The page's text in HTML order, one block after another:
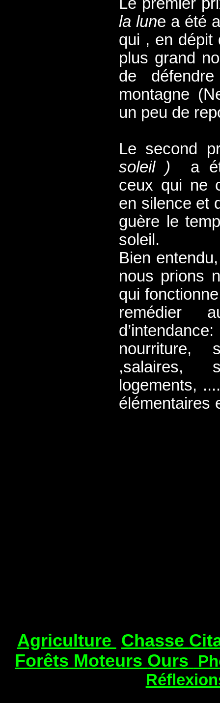
la lune a été
qui , en dépit
plus grand
de
montagne
un peu de
Le second
soleil ) a
ceux qui ne
en silence et
guère le
soleil.
Bien
nous prions
qui
remédier
nourriture,
,salaires,
logements,
élémentaires
Agriculture Chasse
Forêts Moteurs Ours